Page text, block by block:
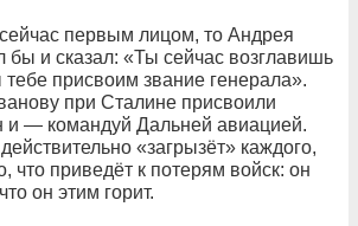
первым лицом, то Андрея
бы и сказал: «Ты сейчас возглавишь
присвоим звание генерала».
при Сталине присвоили
и — командуй Дальней авиацией.
«загрызёт» каждого,
что приведёт к потерям войск: он
он этим горит.